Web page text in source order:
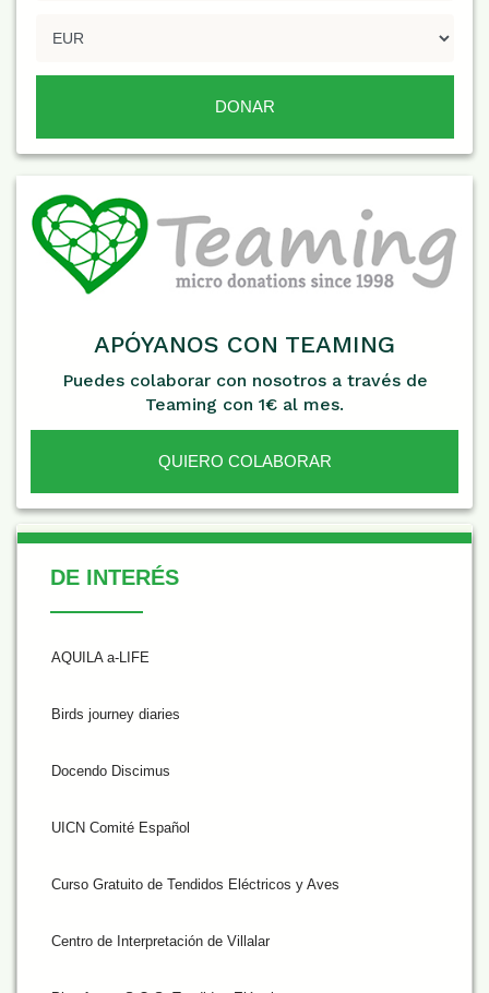
APÓYANOS CON TEAMING
Puedes colaborar con nosotros a través de
Teaming con 1€ al mes.
QUIERO COLABORAR
De Interés
DE INTERÉS
AQUILA a-LIFE
Birds journey diaries
Docendo Discimus
UICN Comité Español
Curso Gratuito de Tendidos Eléctricos y Aves
Centro de Interpretación de Villalar